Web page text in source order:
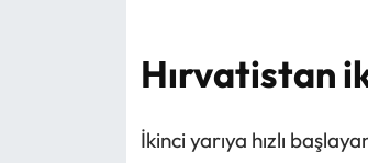
Hırvatistan
İkinci yarıya hızlı